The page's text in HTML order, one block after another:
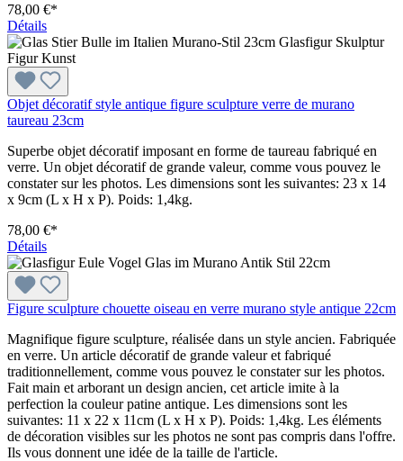
78,00 €*
Détails
Objet décoratif style antique figure sculpture verre de murano
taureau 23cm
Superbe objet décoratif imposant en forme de taureau fabriqué en
verre. Un objet décoratif de grande valeur, comme vous pouvez le
constater sur les photos. Les dimensions sont les suivantes: 23 x 14
x 9cm (L x H x P). Poids: 1,4kg.
78,00 €*
Détails
Figure sculpture chouette oiseau en verre murano style antique 22cm
Magnifique figure sculpture, réalisée dans un style ancien. Fabriquée
en verre. Un article décoratif de grande valeur et fabriqué
traditionnellement, comme vous pouvez le constater sur les photos.
Fait main et arborant un design ancien, cet article imite à la
perfection la couleur patine antique. Les dimensions sont les
suivantes: 11 x 22 x 11cm (L x H x P). Poids: 1,4kg. Les éléments
de décoration visibles sur les photos ne sont pas compris dans l'offre.
Ils vous donnent une idée de la taille de l'article.